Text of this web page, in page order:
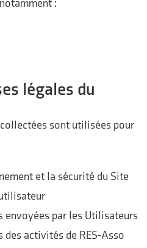
:
légales du
sont utilisées pour
et la sécurité du Site
envoyées par les Utilisateurs
des activités de RES-Asso